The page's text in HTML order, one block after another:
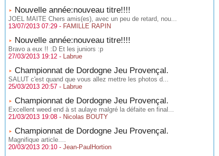
Nouvelle année:nouveau titre!!!!
JOEL MAITE Chers amis(es), avec un peu de retard, nou...
13/07/2013 07:29 - FAMILLE RAPIN
Nouvelle année:nouveau titre!!!!
Bravo a eux !! :D Et les juniors :p
27/03/2013 19:12 - Labrue
Championnat de Dordogne Jeu Provençal.
SALUT c'est quand que vous allez mettre les photos d...
25/03/2013 20:57 - Labrue
Championnat de Dordogne Jeu Provençal.
Excellent weed end à st aulaye malgré la défaite en final...
21/03/2013 19:08 - Nicolas BOUTY
Championnat de Dordogne Jeu Provençal.
Magnifique article....
20/03/2013 20:10 - Jean-PaulHortion